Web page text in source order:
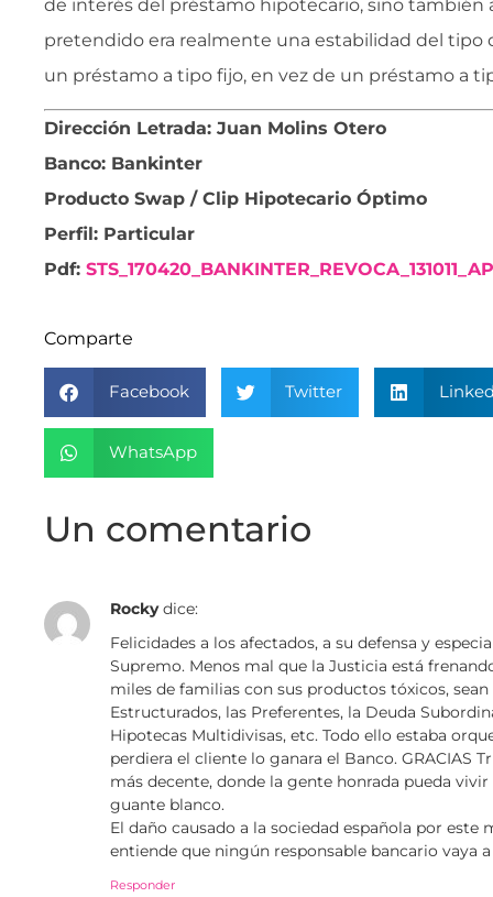
de interés del préstamo hipotecario, sino también
pretendido era realmente una estabilidad del tipo
un préstamo a tipo fijo, en vez de un préstamo a
Dirección Letrada: Juan Molins Otero
Banco: Bankinter
Producto Swap / Clip Hipotecario Óptimo
Perfil: Particular
Pdf:
Comparte
Facebook Twitter
WhatsApp
Un comentario
Rocky dice:
Felicidades a los afectados, a su defensa y
Supremo. Menos mal que la Justicia está
miles de familias con sus productos tóxicos,
Estructurados, las Preferentes, la Deuda
Hipotecas Multidivisas, etc. Todo ello estaba
perdiera el cliente lo ganara el Banco. GRACIAS
más decente, donde la gente honrada pueda
guante blanco.
El daño causado a la sociedad española por
entiende que ningún responsable bancario vaya
Responder